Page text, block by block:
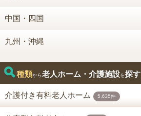
中国・四国
九州・沖縄
種類から老人ホーム・介護施設を探す
介護付き有料老人ホーム 5,635件